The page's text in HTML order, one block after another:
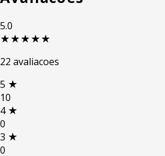
5.0
★★★★★
22 avaliacoes
5 ★
10
4 ★
0
3 ★
0